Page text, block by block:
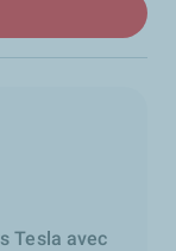
Tesla avec